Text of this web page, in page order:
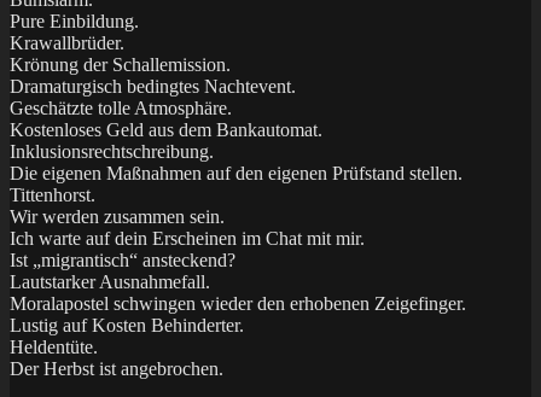
Pure Einbildung.
Krawallbrüder.
Krönung der Schallemission.
Dramaturgisch bedingtes Nachtevent.
Geschätzte tolle Atmosphäre.
Kostenloses Geld aus dem Bankautomat.
Inklusionsrechtschreibung.
Die eigenen Maßnahmen auf den eigenen Prüfstand stellen.
Tittenhorst.
Wir werden zusammen sein.
Ich warte auf dein Erscheinen im Chat mit mir.
Ist „migrantisch“ ansteckend?
Lautstarker Ausnahmefall.
Moralapostel schwingen wieder den erhobenen Zeigefinger.
Lustig auf Kosten Behinderter.
Heldentüte.
Der Herbst ist angebrochen.